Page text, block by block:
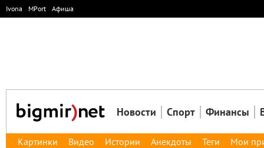
Ivona MPort Афиша
Новости Спорт Финансы
Картинки Видео Истории Анекдоты Теги Мои